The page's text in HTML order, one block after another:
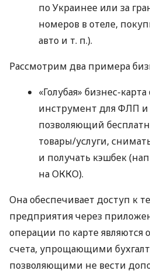
по Украинее или за
номеров в отеле,
авто и т. п.).
Рассмотрим два примера
«Голубая» бизнес-
инструмент для ФЛП
позволяющий
товары/услуги,
и получать кэшбек
на ОККО).
Она обеспечивает доступ к
предприятия через
операции по карте
счета, упрощающими
позволяющими не вести